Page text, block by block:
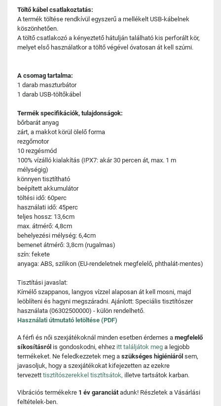
Töltő kábel csatlakoztatás:
A termék töltése rendkívül egyszerű a mellékelt USB-kábelnek
köszönhetően.
A töltő csatlakozó a kényeztető hátulján található kis perforált kör,
melyet első használatkor a töltő végével óvatosan át kell szúrni.
A csomag tartalma:
1 darab maszturbátor
1 darab USB-töltőkábel
Termék specifikációk, tulajdonságok:
bőrbarát anyag
zárt, a makkot körül ölelő forma
rezgőmotor
10 rezgésmód
100% vízálló kialakítás (IPX7: akár 30 percen át, max. 1 m
mélységig)
könnyen tisztítható
beépített akkumulátor
töltési idő: 60perc
használati idő: 45perc
teljes hossz: 13,6cm
max. átmérő: 4,8cm
behelyezési mélység: 6,4cm
bemenet átmérő: 3,8cm (rugalmas)
szín: fekete
anyaga: ABS, szilikon (EU-rendeletnek megfelelő, phthalát-mentes)
Tisztítási javaslat:
Kímélő szappanos, langyos vízzel alaposan át kell mosni, majd
leöblíteni és hagyni megszáradni. Ajánlott: Speciális tisztítószer
használata (06302500000) - külön rendelhető.
Használati útmutató letöltése (PDF)
A férfi és női szexjátékoknál minden esetben érdemes a megfelelő
síkosításról is gondoskodni, ehhez itt találjátok meg a legjobb
termékeket. Ne feledkezzetek meg a szükséges higiéniáról sem,
javasoljuk, hogy a szexjátékokat kifejezetten az ezekre
tervezett tisztítószerekkel tisztítsátok, illetve tartsátok karban.
Vibrációs termékekre 1 év garanciátadunk! Részletek a Vásárlási
feltételek-ben.